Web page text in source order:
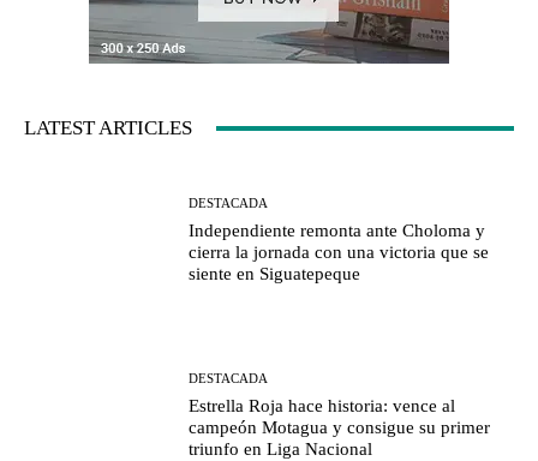
LATEST ARTICLES
DESTACADA
Independiente remonta ante Choloma y
cierra la jornada con una victoria que se
siente en Siguatepeque
DESTACADA
Estrella Roja hace historia: vence al
campeón Motagua y consigue su primer
triunfo en Liga Nacional